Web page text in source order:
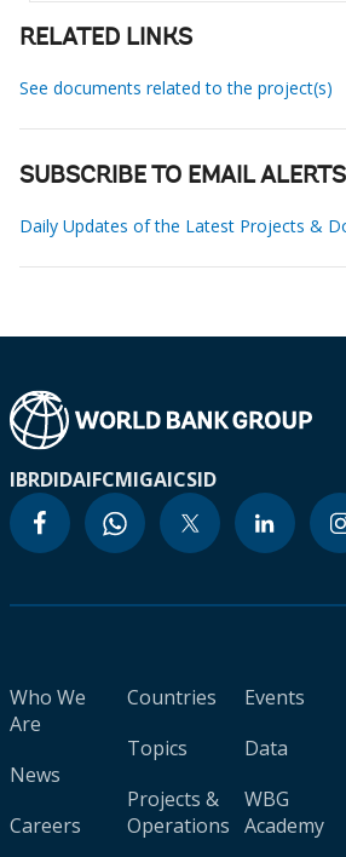
RELATED LINKS
See documents related to the project(s)
SUBSCRIBE TO EMAIL ALERTS
Daily Updates of the Latest Projects &
IBRDIDAIFCMIGAICSID
Who We
Are
News
Careers
Countries
Topics
Projects &
Operations
Events
Data
WBG
Academy